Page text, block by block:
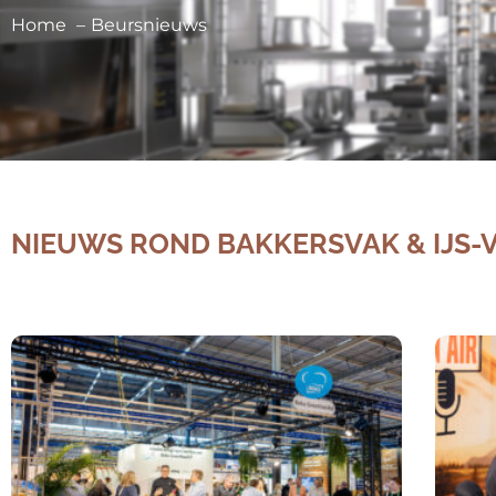
Home Beursnieuws
NIEUWS ROND BAKKERSVAK & IJS-